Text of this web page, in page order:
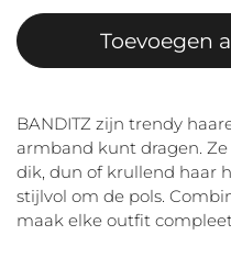
Toevoegen
BANDITZ zijn trendy
armband kunt dragen.
dik, dun of krullend haar
stijlvol om de pols.
maak elke outfit